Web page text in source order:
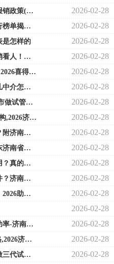
济南地区2026年有哪些试管婴儿报销政策(济南市试管婴儿) 2026-02-28
2026年济南最权威的试管医院排行榜单揭晓,济南试管婴儿费用大概要多少钱！ 2026-02-28
是怎样的 2026-02-28
2026济南槐荫区孕前检查能否报销看人！附医院介绍！ 2026-02-28
代孕DNA检测,国内代生公司排名,2026喜得龙凤胎的生肖不多，注定儿女双全属相女 2026-02-28
2026年济南未婚情侣三代试管婴儿中介怎么样，千万别错过哦！ 2026-02-28
济南可靠的供卵公司,2026年济南市做试管需要结婚证吗(去济南做试管需要住多久 2026-02-28
济南成功包性别_济南供卵地下机构,2026济南未婚做试管机构靠谱吗？济南市试管 2026-02-28
济南借卵生男孩包成功费用多少？附济南借卵机构排名！ 2026-02-28
济南省立医院试管好吗！有在山东济南省立医院做试管的吗！ 2026-02-28
2026济南三代试管大概要多少费用？真的值得吗？ 2026-02-28
济南历下区试管婴儿需要什么条件？济南试管婴儿费用大约多少2026年？ 2026-02-28
济南比较好的试管婴儿医院推荐，2026助孕成功率参考 2026-02-28
2026-02-28
2026济南最好的三代试管医院成功率-济南做试管婴儿成功率最高的医院！ 2026-02-28
济南包性别费用&济南供卵的价格,2026济南做三代试管最好的私立机构怎么选择 2026-02-28
2026陈仓有多囊卵巢综合症适合做三代试管婴儿吗？陈仓试管婴儿百科 2026-02-28